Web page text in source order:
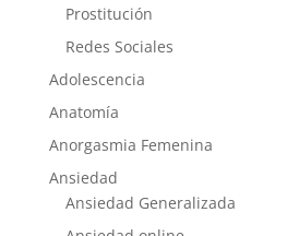
Prostitución
Redes Sociales
Adolescencia
Anatomía
Anorgasmia Femenina
Ansiedad
Ansiedad Generalizada